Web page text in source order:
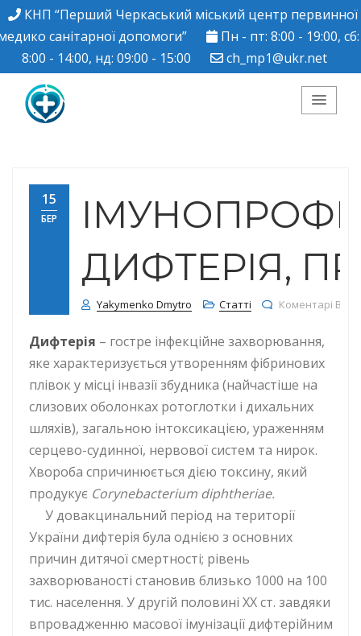
КНП “Перший Черкаський міський центр первинної
санітарної допомоги”
Пн - пт: 8:00 - 19:00, сб:
8:00 - 14:00, нд: 09:00 - 15:00
ch_mp1@ukr.net
Черкаський міський
центр ПМСД"
15
БЕР
ДИФТЕРІЯ,
Yakymenko Dmytro Статті Коментарі
Дифтерія – гостре інфекційне захворювання,
яке характеризується утворенням фібринових
плівок у місці інвазії збудника (найчастіше на
слизових оболонках ротоглотки і дихальних
шляхів), загальною інтоксикацією, ураженням
серцево-судинної, нервової систем та нирок.
Хвороба спричинюється дією токсину, який
продукує Corynebacterium diphtheriaе.
У довакцинальний період на території
України дифтерія була однією з основних
причин дитячої смертності; рівень
захворюваності становив близько 1000 на 100
тис. населення. У другій половині XX ст. завдяки
впровадженню масової імунізації дифтерійним